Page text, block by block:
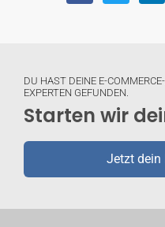
DU HAST DEINE E-
EXPERTEN GEFUNDEN.
Starten wir
Jetzt dein